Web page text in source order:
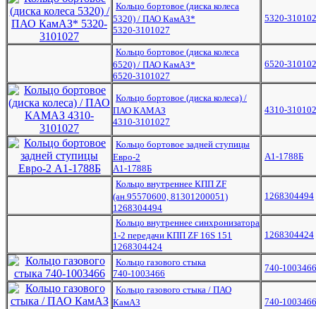
Кольцо бортовое (диска колеса
5320) / ПАО КамАЗ*
5320-3101027
5320-
Кольцо бортовое (диска колеса
6520) / ПАО КамАЗ*
6520-3101027
6520-
Кольцо бортовое (диска колеса) /
ПАО КАМАЗ
4310-3101027
4310-
Кольцо бортовое задней ступицы
Евро-2
А1-1788Б
А1-1788Б
Кольцо внутреннее КПП ZF
(ан.95570600, 81301200051)
1268304494
1268304494
Кольцо внутреннее синхронизатора
1-2 передачи КПП ZF 16S 151
1268304424
1268304424
Кольцо газового стыка
740-1003466
740-1003466
Кольцо газового стыка / ПАО
КамАЗ
740-